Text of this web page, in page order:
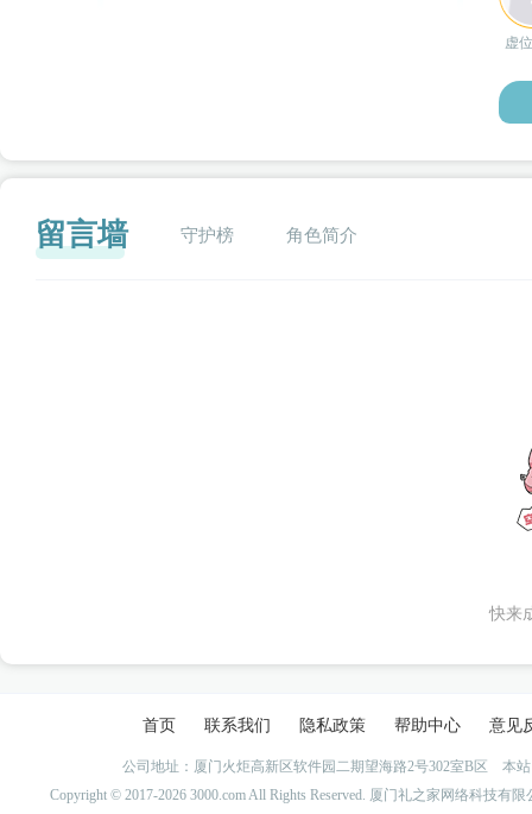
虚
留言墙 守护榜 角色简介
快来
首页 联系我们 隐私政策 帮助中心 意见
公司地址：厦门火炬高新区软件园二期望海路2号302室B区 本
Copyright © 2017-2026 3000.com All Rights Reserved. 厦门礼之家网络科技